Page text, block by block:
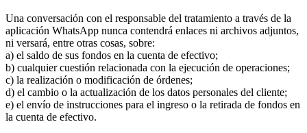
Una conversación con el responsable del tratamiento a través de la
aplicación WhatsApp nunca contendrá enlaces ni archivos adjuntos,
ni versará, entre otras cosas, sobre:
a) el saldo de sus fondos en la cuenta de efectivo;
b) cualquier cuestión relacionada con la ejecución de operaciones;
c) la realización o modificación de órdenes;
d) el cambio o la actualización de los datos personales del cliente;
e) el envío de instrucciones para el ingreso o la retirada de fondos en
la cuenta de efectivo.